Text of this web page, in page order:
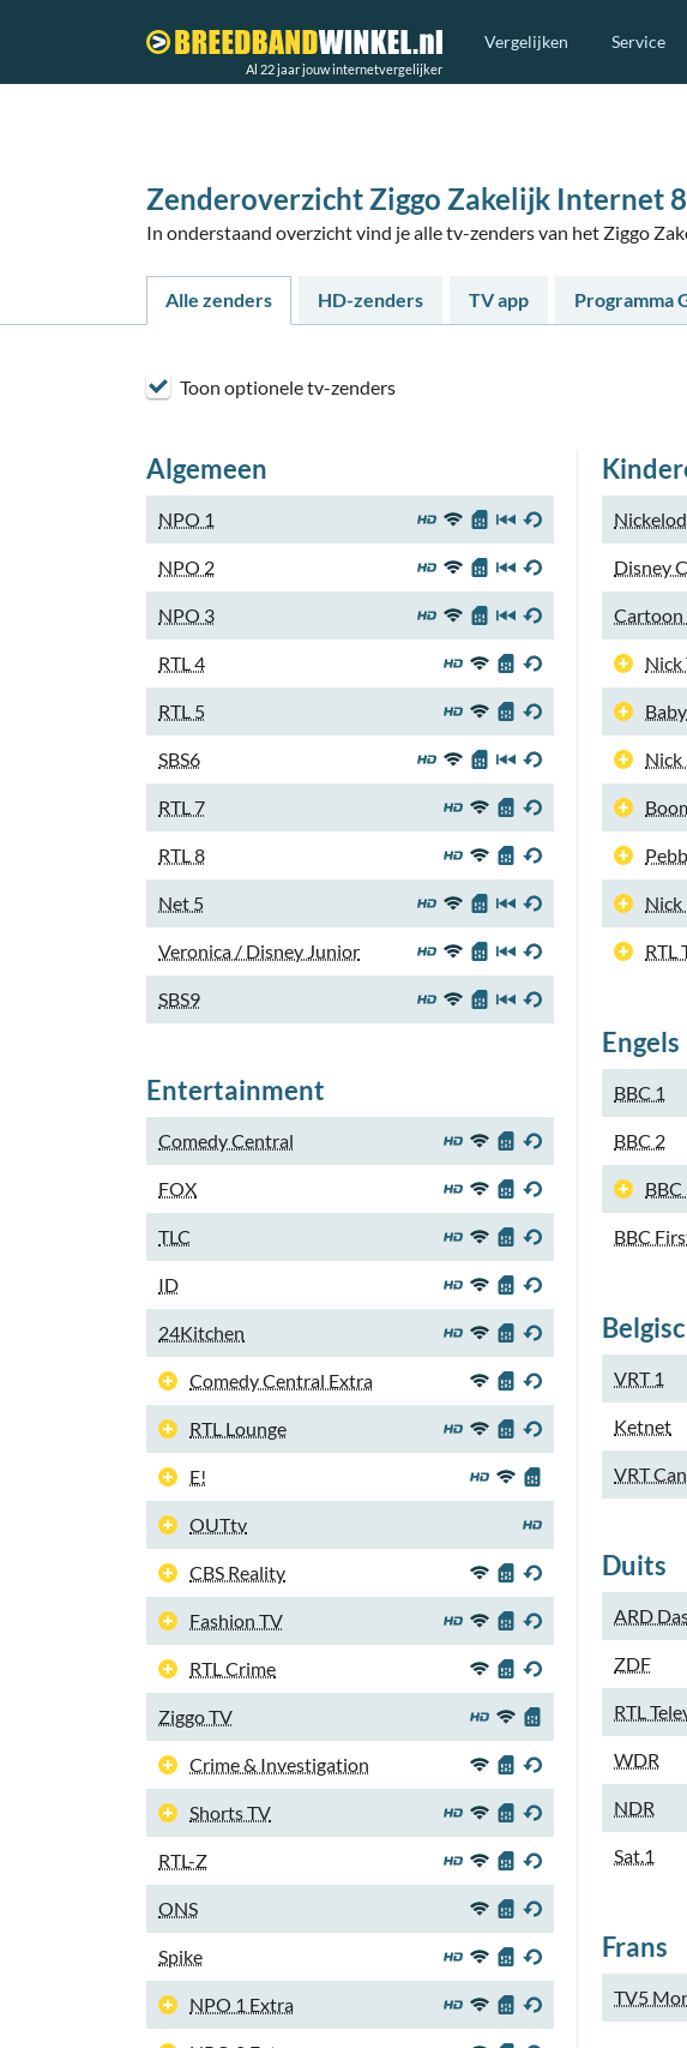
Al 22 jaar jouw internetvergelijker
Vergelijken Service
Zenderoverzicht Ziggo Zakelijk Internet
In onderstaand overzicht vind je alle tv-zenders van het Ziggo
Alle zenders HD-zenders TV app Programma
Toon optionele tv-zenders
Algemeen
NPO 1
NPO 2
NPO 3
RTL 4
RTL 5
SBS6
RTL 7
RTL 8
Net 5
Veronica / Disney Junior
SBS9
Entertainment
Comedy Central
FOX
TLC
ID
24Kitchen
Comedy Central Extra
RTL Lounge
E!
OUTtv
CBS Reality
Fashion TV
RTL Crime
Ziggo TV
Crime & Investigation
Shorts TV
RTL-Z
ONS
Spike
NPO 1 Extra
Disney
Nick
Nick
Nick
RTL
Engels
BBC 1
BBC 2
BBC
VRT 1
Ketnet
VRT
Duits
ARD
ZDF
RTL
WDR
NDR
Sat.1
Frans
TV5